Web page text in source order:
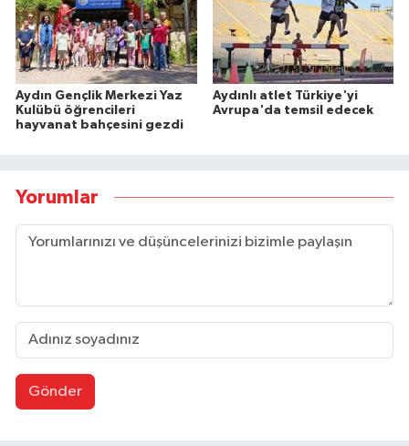
Aydın Gençlik Merkezi Yaz
Kulübü öğrencileri
hayvanat bahçesini gezdi
Aydınlı atlet Türkiye'yi
Avrupa'da temsil edecek
Yorumlar
Gönder